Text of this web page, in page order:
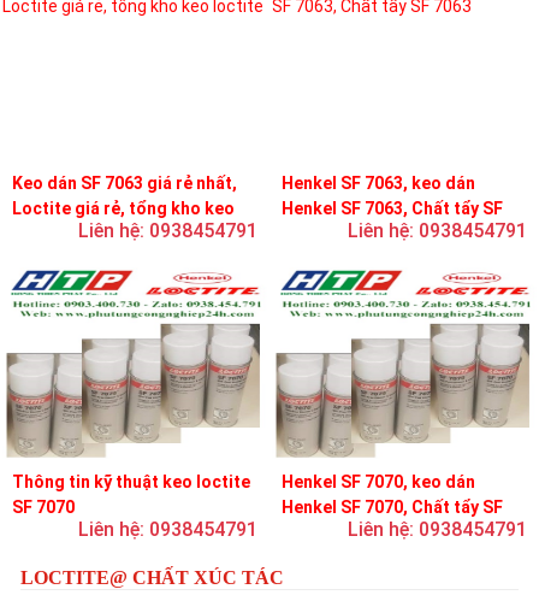
Keo dán SF 7063 giá rẻ nhất,
Loctite giá rẻ, tổng kho keo
Liên hệ: 0938454791
Henkel SF 7063, keo dán
Henkel SF 7063, Chất tẩy SF
Liên hệ: 0938454791
Thông tin kỹ thuật keo loctite
SF 7070
Liên hệ: 0938454791
Henkel SF 7070, keo dán
Henkel SF 7070, Chất tẩy SF
Liên hệ: 0938454791
LOCTITE@ CHẤT XÚC TÁC